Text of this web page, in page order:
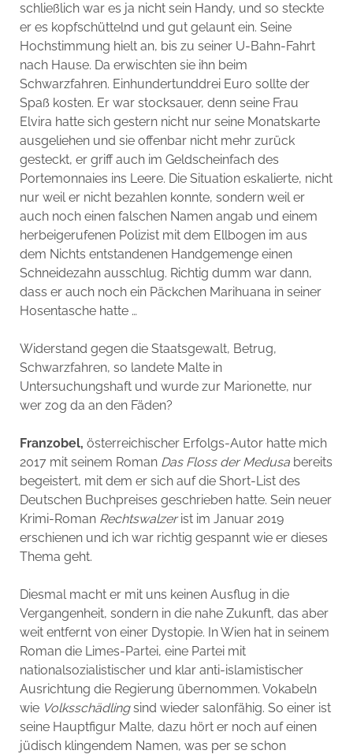
schließlich war es ja nicht sein Handy, und so steckte
er es kopfschüttelnd und gut gelaunt ein. Seine
Hochstimmung hielt an, bis zu seiner U-Bahn-Fahrt
nach Hause. Da erwischten sie ihn beim
Schwarzfahren. Einhundertunddrei Euro sollte der
Spaß kosten. Er war stocksauer, denn seine Frau
Elvira hatte sich gestern nicht nur seine Monatskarte
ausgeliehen und sie offenbar nicht mehr zurück
gesteckt, er griff auch im Geldscheinfach des
Portemonnaies ins Leere. Die Situation eskalierte, nicht
nur weil er nicht bezahlen konnte, sondern weil er
auch noch einen falschen Namen angab und einem
herbeigerufenen Polizist mit dem Ellbogen im aus
dem Nichts entstandenen Handgemenge einen
Schneidezahn ausschlug. Richtig dumm war dann,
dass er auch noch ein Päckchen Marihuana in seiner
Hosentasche hatte …
Widerstand gegen die Staatsgewalt, Betrug,
Schwarzfahren, so landete Malte in
Untersuchungshaft und wurde zur Marionette, nur
wer zog da an den Fäden?
Franzobel, österreichischer Erfolgs-Autor hatte mich
2017 mit seinem Roman Das Floss der Medusabereits
begeistert, mit dem er sich auf die Short-List des
Deutschen Buchpreises geschrieben hatte. Sein neuer
Krimi-Roman Rechtswalzerist im Januar 2019
erschienen und ich war richtig gespannt wie er dieses
Thema geht.
Diesmal macht er mit uns keinen Ausflug in die
Vergangenheit, sondern in die nahe Zukunft, das aber
weit entfernt von einer Dystopie. In Wien hat in seinem
Roman die Limes-Partei, eine Partei mit
nationalsozialistischer und klar anti-islamistischer
Ausrichtung die Regierung übernommen. Vokabeln
wie Volksschädlingsind wieder salonfähig. So einer ist
seine Hauptfigur Malte, dazu hört er noch auf einen
jüdisch klingendem Namen, was per se schon